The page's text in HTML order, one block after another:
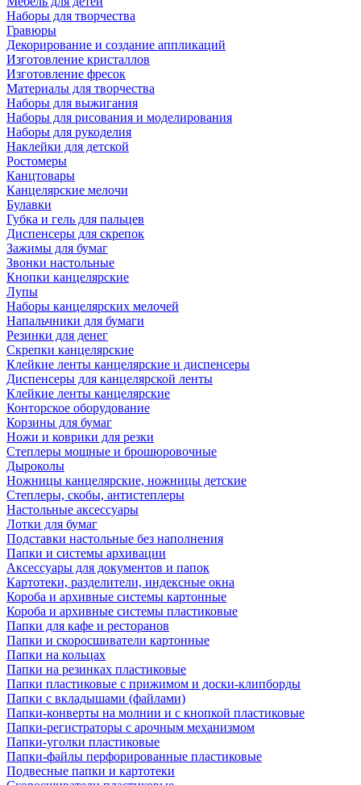
Наборы для творчества
Гравюры
Декорирование и создание аппликаций
Изготовление кристаллов
Изготовление фресок
Материалы для творчества
Наборы для выжигания
Наборы для рисования и моделирования
Наборы для рукоделия
Наклейки для детской
Ростомеры
Канцтовары
Канцелярские мелочи
Булавки
Губка и гель для пальцев
Диспенсеры для скрепок
Зажимы для бумаг
Звонки настольные
Кнопки канцелярские
Лупы
Наборы канцелярских мелочей
Напальчники для бумаги
Резинки для денег
Скрепки канцелярские
Клейкие ленты канцелярские и диспенсеры
Диспенсеры для канцелярской ленты
Клейкие ленты канцелярские
Конторское оборудование
Корзины для бумаг
Ножи и коврики для резки
Степлеры мощные и брошюровочные
Дыроколы
Ножницы канцелярские, ножницы детские
Степлеры, скобы, антистеплеры
Настольные аксессуары
Лотки для бумаг
Подставки настольные без наполнения
Папки и системы архивации
Аксессуары для документов и папок
Картотеки, разделители, индексные окна
Короба и архивные системы картонные
Короба и архивные системы пластиковые
Папки для кафе и ресторанов
Папки и скоросшиватели картонные
Папки на кольцах
Папки на резинках пластиковые
Папки пластиковые с прижимом и доски-клипборды
Папки с вкладышами (файлами)
Папки-конверты на молнии и с кнопкой пластиковые
Папки-регистраторы с арочным механизмом
Папки-уголки пластиковые
Папки-файлы перфорированные пластиковые
Подвесные папки и картотеки